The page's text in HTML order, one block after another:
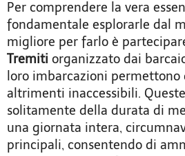
Per comprendere la vera
fondamentale esplorarle dal
migliore per farlo è
Tremiti organizzato dai
loro imbarcazioni permettono
altrimenti inaccessibili.
solitamente della durata di
una giornata intera,
principali, consentendo di